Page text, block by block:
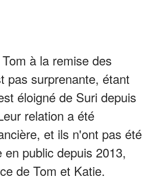
à la remise des
pas surprenante, étant
éloigné de Suri depuis
relation a été
et ils n'ont pas été
public depuis 2013,
de Tom et Katie.